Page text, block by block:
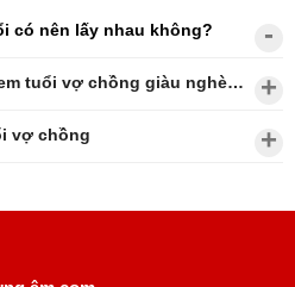
có nên lấy nhau không?
Câu hỏi: Ý nghĩa của việc xem tuổi vợ chồng giàu nghèo?
vợ chồng